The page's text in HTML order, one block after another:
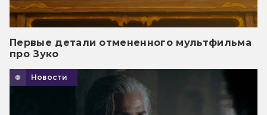
Первые детали отмененного мультфильма
про Зуко
Новости